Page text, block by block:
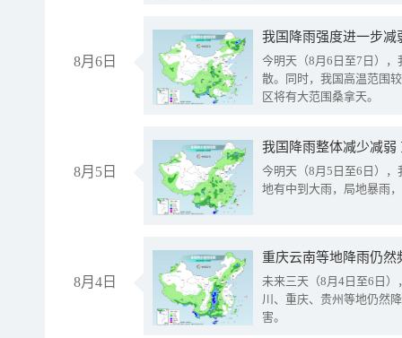
8月6日
今明天（8月6日至7日）
散。同时，我国高温范围
区将有大范围桑拿天。
8月5日
我国降雨整体减少减弱
今明天（8月5日至6日）
地有中到大雨，局地暴雨
8月4日
重庆云南等地降雨仍然
未来三天（8月4日至6日
川、重庆、贵州等地仍然
害。